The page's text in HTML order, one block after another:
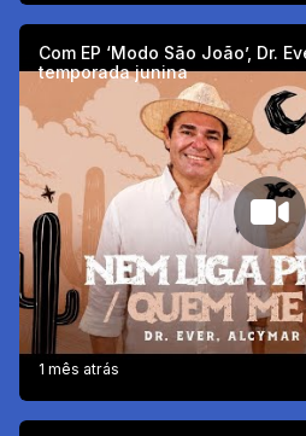
Com EP ‘Modo São João’, Dr.
temporada junina
1 mês atrás